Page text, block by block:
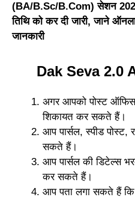
(BA/B.Sc/B.Com) सेशन
तिथि को कर दी जारी, जाने
जानकारी
Dak Seva 2.0
अगर आपको पोस्ट
शिकायत कर सकते हैं।
आप पार्सल, स्पीड पोस्ट,
सकते हैं।
आप पार्सल की डिटेल्स
कर सकते हैं।
आप पता लगा सकते हैं कि